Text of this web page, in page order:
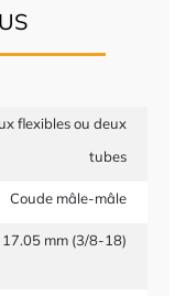
flexibles ou deux
tubes
Coude mâle-mâle
17.05 mm (3/8-18)